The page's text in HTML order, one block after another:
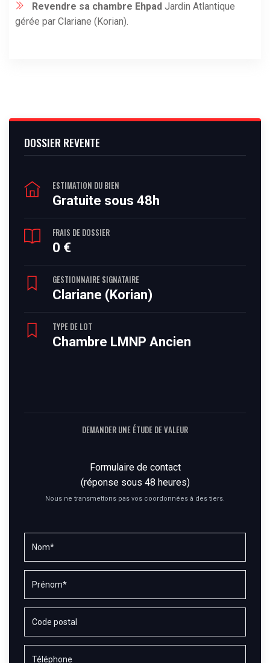
Revendre sa chambre Ehpad Jardin Atlantique
gérée par Clariane (Korian).
DOSSIER REVENTE
ESTIMATION DU BIEN
Gratuite sous 48h
FRAIS DE DOSSIER
0 €
GESTIONNAIRE SIGNATAIRE
Clariane (Korian)
TYPE DE LOT
Chambre LMNP Ancien
DEMANDER UNE ÉTUDE DE VALEUR
Formulaire de contact
(réponse sous 48 heures)
Nous ne transmettons pas vos coordonnées à des tiers.